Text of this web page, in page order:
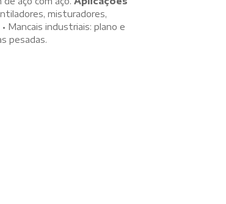
misturadores,
Mancais industriais: plano e
pesadas.